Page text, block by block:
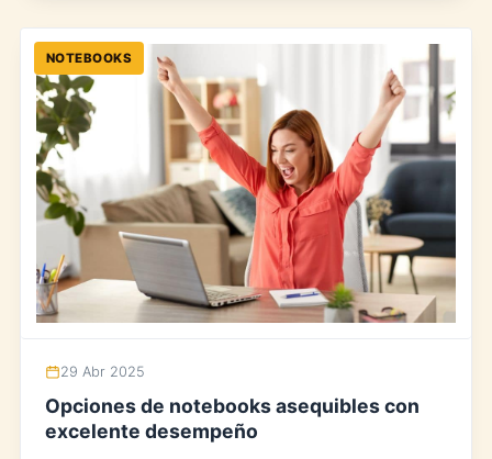
NOTEBOOKS
29 Abr 2025
Opciones de notebooks asequibles con
excelente desempeño